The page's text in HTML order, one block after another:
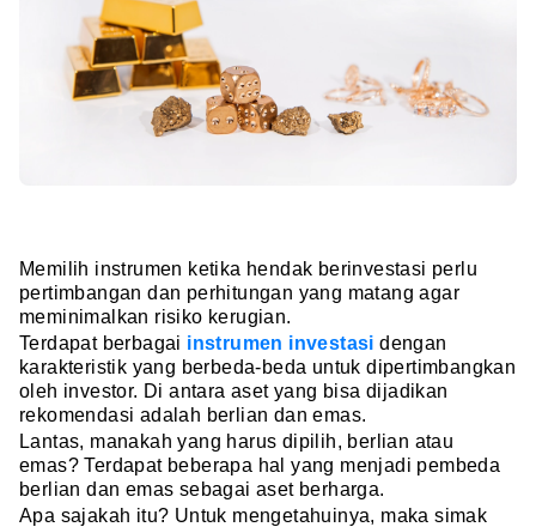
Memilih instrumen ketika hendak berinvestasi perlu
pertimbangan dan perhitungan yang matang agar
meminimalkan risiko kerugian.
Terdapat berbagai instrumen investasi dengan
karakteristik yang berbeda-beda untuk dipertimbangkan
oleh investor. Di antara aset yang bisa dijadikan
rekomendasi adalah berlian dan emas.
Lantas, manakah yang harus dipilih, berlian atau
emas? Terdapat beberapa hal yang menjadi pembeda
berlian dan emas sebagai aset berharga.
Apa sajakah itu? Untuk mengetahuinya, maka simak